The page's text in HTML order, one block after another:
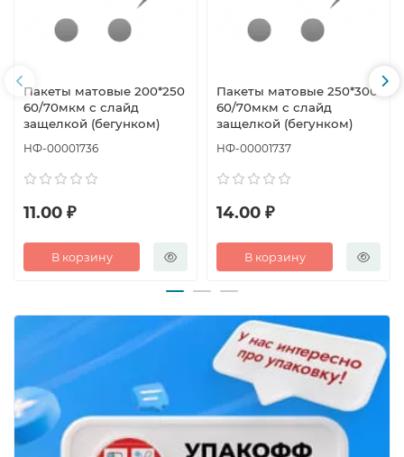
Пакеты матовые 200*250
60/70мкм с слайд
защелкой (бегунком)
НФ-00001736
11.00 ₽
В корзину
Пакеты матовые 250*300
60/70мкм с слайд
защелкой (бегунком)
НФ-00001737
14.00 ₽
В корзину